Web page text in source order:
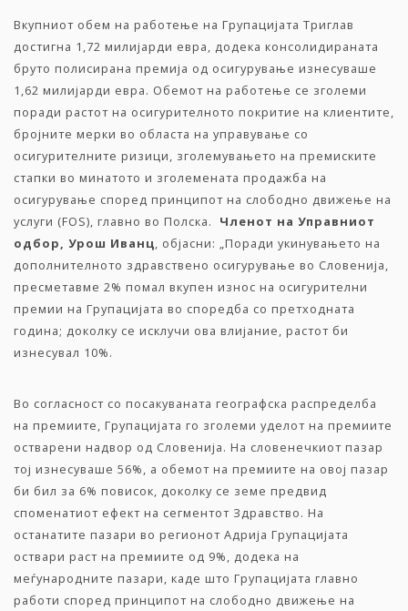
Вкупниот обем на работење на Групацијата Триглав
достигна 1,72 милијарди евра, додека консолидираната
бруто полисирана премија од осигурување изнесуваше
1,62 милијарди евра. Обемот на работење се зголеми
поради растот на осигурителното покритие на клиентите,
бројните мерки во областа на управување со
осигурителните ризици, зголемувањето на премиските
стапки во минатото и зголемената продажба на
осигурување според принципот на слободно движење на
услуги (FOS), главно во Полска. Членот на Управниот
одбор, Урош Иванц, објасни: „Поради укинувањето на
дополнителното здравствено осигурување во Словенија,
пресметавме 2% помал вкупен износ на осигурителни
премии на Групацијата во споредба со претходната
година; доколку се исклучи ова влијание, растот би
изнесувал 10%.
Во согласност со посакуваната географска распределба
на премиите, Групацијата го зголеми уделот на премиите
остварени надвор од Словенија. На словенечкиот пазар
тој изнесуваше 56%, а обемот на премиите на овој пазар
би бил за 6% повисок, доколку се земе предвид
споменатиот ефект на сегментот Здравство. На
останатите пазари во регионот Адрија Групацијата
оствари раст на премиите од 9%, додека на
меѓународните пазари, каде што Групацијата главно
работи според принципот на слободно движење на